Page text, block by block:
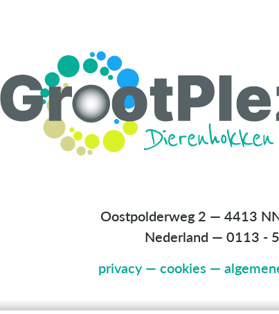
Oostpolderweg 2 — 4413
Nederland — 0113 -
privacy— cookies —